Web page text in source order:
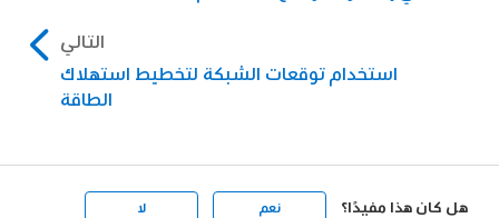
التالي
استخدام توقعات الشبكة لتخطيط استهلاك
الطاقة
هل كان هذا مفيدًا؟ نعم لا